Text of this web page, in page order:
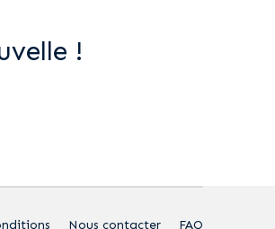
!
Nous contacter FAQ